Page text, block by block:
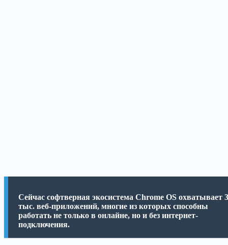
Сейчас софтверная экосистема Chrome OS охватывает
тыс. веб-приложений, многие из которых способны
работать не только в онлайне, но и без интернет-
подключения.